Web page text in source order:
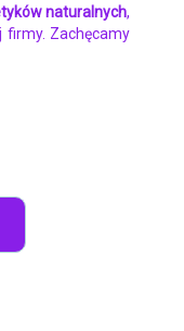
naturalnych,
firmy. Zachęcamy